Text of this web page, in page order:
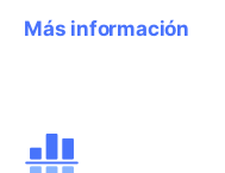
Más información